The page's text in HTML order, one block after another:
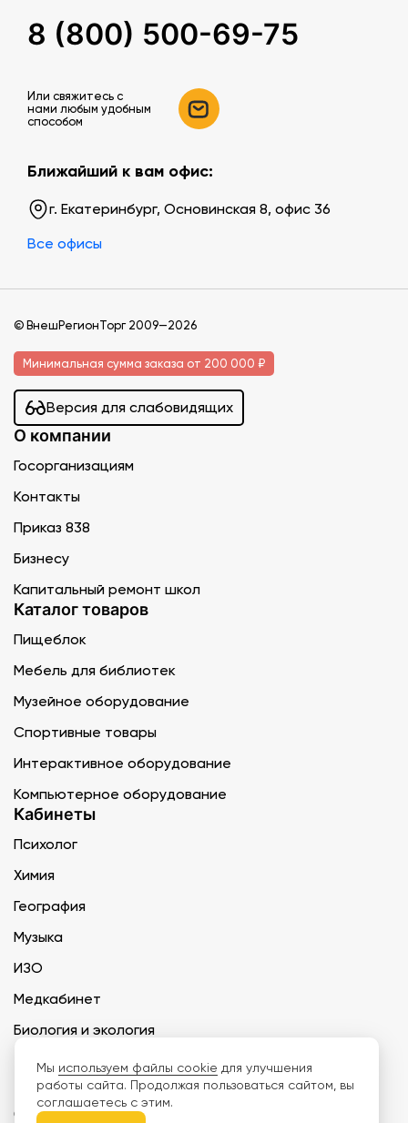
8 (800) 500-69-75
Или свяжитесь c
нами любым удобным
способом
Ближайший к вам офис:
г. Екатеринбург, Основинская 8, офис 36
Все офисы
© ВнешРегионТорг 2009—2026
Минимальная сумма заказа от 200 000 ₽
Версия для слабовидящих
О компании
Госорганизациям
Контакты
Приказ 838
Бизнесу
Капитальный ремонт школ
Каталог товаров
Пищеблок
Мебель для библиотек
Музейное оборудование
Спортивные товары
Интерактивное оборудование
Компьютерное оборудование
Кабинеты
Психолог
Химия
География
Музыка
ИЗО
Медкабинет
Биология и экология
Технология
ООО «Дети наше будущее» ИНН 6671165273 ОГРН 1216600030250 КПП
Мы используем файлы cookie для улучшения
работы сайта. Продолжая пользоваться сайтом, вы
соглашаетесь с этим.